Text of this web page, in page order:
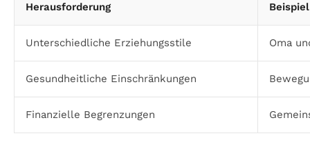
Herausforderung Beispiel
Unterschiedliche Erziehungsstile Oma
Gesundheitliche Einschränkungen
Finanzielle Begrenzungen